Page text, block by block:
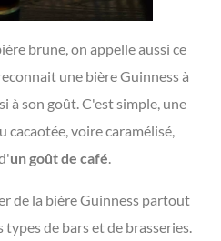
brune, on appelle aussi ce
une bière Guinness à
à son goût. C'est simple, une
cacaotée, voire caramélisé,
un goût de café.
de la bière Guinness partout
de bars et de brasseries.